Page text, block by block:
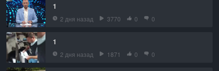
1
2 дня назад 3770 0 0
1
2 дня назад 1871 0 0